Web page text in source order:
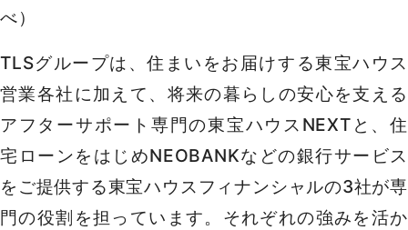
べ）
TLSグループは、住まいをお届けする東宝ハウス
営業各社に加えて、将来の暮らしの安心を支える
アフターサポート専門の東宝ハウスNEXTと、住
宅ローンをはじめNEOBANKなどの銀行サービス
をご提供する東宝ハウスフィナンシャルの3社が専
門の役割を担っています。それぞれの強みを活か